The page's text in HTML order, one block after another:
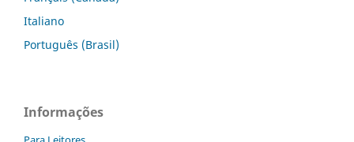
Italiano
Português (Brasil)
Informações